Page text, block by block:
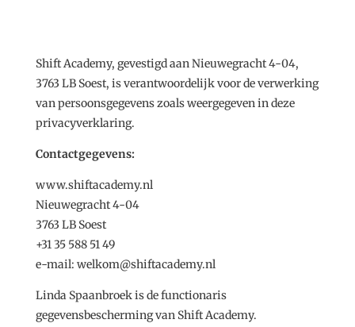
Shift Academy, gevestigd aanNieuwegracht 4-04,
3763 LB Soest, is verantwoordelijk voor de verwerking
van persoonsgegevens zoals weergegeven in deze
privacyverklaring.
Contactgegevens:
www.shiftacademy.nl
Nieuwegracht 4-04
3763 LB Soest
+31 35 588 51 49
e-mail: welkom@shiftacademy.nl
Linda Spaanbroek is de functionaris
gegevensbescherming van Shift Academy.